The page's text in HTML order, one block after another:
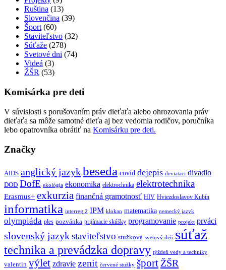
Ruština (13)
Slovenčina (39)
Šport(60)
Staviteľstvo (32)
Súťaže (278)
Svetové dni (74)
Videá (3)
ŽŠR (53)
Komisárka pre deti
V súvislosti s porušovaním práv dieťaťa alebo ohrozovania práv
dieťaťa sa môže samotné dieťa aj bez vedomia rodičov, poručníka
lebo opatrovníka obrátiť na Komisárku pre deti.
Značky
AIDS anglický jazykbeseda covid dejepis deviataci divadlo
DOD DofE ekológia ekonomika elektrochnika elektrotechnika
Erasmus+ exkurzia finančná gramotnosť HIV Hviezdoslavov Kubín
informatika interreg 2 IPM klokan matematika nemecký jazyk
olympiáda ples pozvánka prijímacie skúšky programovanie projekt prváci
slovenský jazykstaviteľstvo stužková svetový deň súťaž
technika a prevádzka dopravy týždeň vedy a techniky
valentin výlet zdravie zenit červené stužky šport ŽŠR